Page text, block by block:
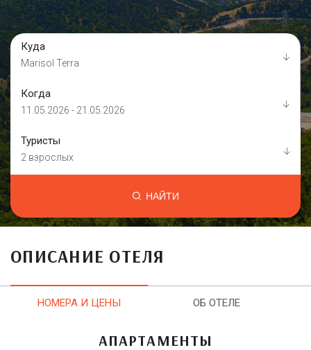
Куда
Marisol Terra
Когда
11.05.2026 - 21.05.2026
Туристы
2 взрослых
НАЙТИ
ОПИСАНИЕ ОТЕЛЯ
НОМЕРА И ЦЕНЫ ОБ ОТЕЛЕ
АПАРТАМЕНТЫ